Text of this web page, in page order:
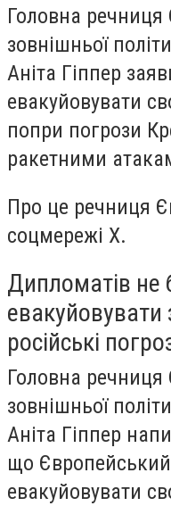
Головна речниця
зовнішньої
Аніта Гіппер
евакуйовувати
попри погрози
ракетними
Про це речниця
соцмережі X.
Дипломатів не
російські
Головна речниця
зовнішньої
Аніта Гіппер
що
евакуйовувати